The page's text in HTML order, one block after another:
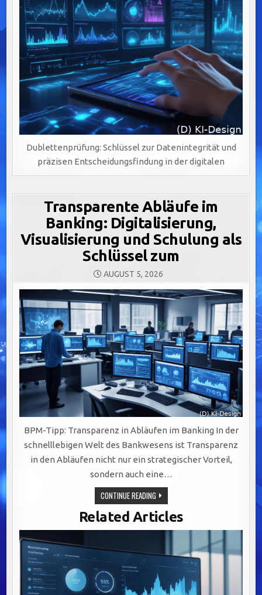
Dublettenprüfung: Schlüssel zur Datenintegrität und
präzisen Entscheidungsfindung in der digitalen
Transparente Abläufe im
Banking: Digitalisierung,
Visualisierung und Schulung als
Schlüssel zum
AUGUST 5, 2026
BPM-Tipp: Transparenz in Abläufen im Banking In der
schnelllebigen Welt des Bankwesens ist Transparenz
in den Abläufen nicht nur ein strategischer Vorteil,
sondern auch eine…
CONTINUE READINGTRANSPARENTE
ABLÄUFE
IM
BANKING:
DIGITALISIERUNG,
VISUALISIERUNG
ALS
SCHLÜSSEL
ZUM
Related Articles